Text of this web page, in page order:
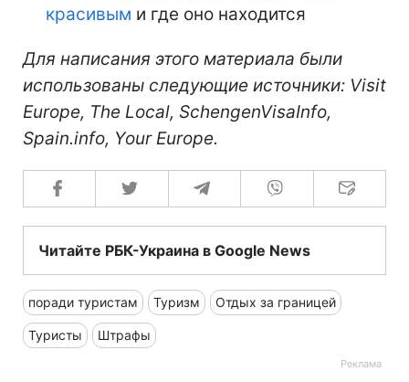
красивым и где оно находится
Для написания этого материала были
использованы следующие источники: Visit
Europe, The Local, SchengenVisaInfo,
Spain.info, Your Europe.
Читайте РБК-Украина в Google News
поради туристам Туризм Отдых за границей
Туристы Штрафы